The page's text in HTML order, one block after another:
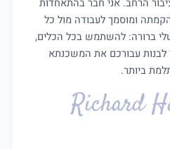
הרחב. אני חבר בהתאחדות
ומוסמך לעבודה מול כל
ברורה: להשתמש בכל הכלים,
לבנות עבורכם את המשכנתא
ביותר.
Richard